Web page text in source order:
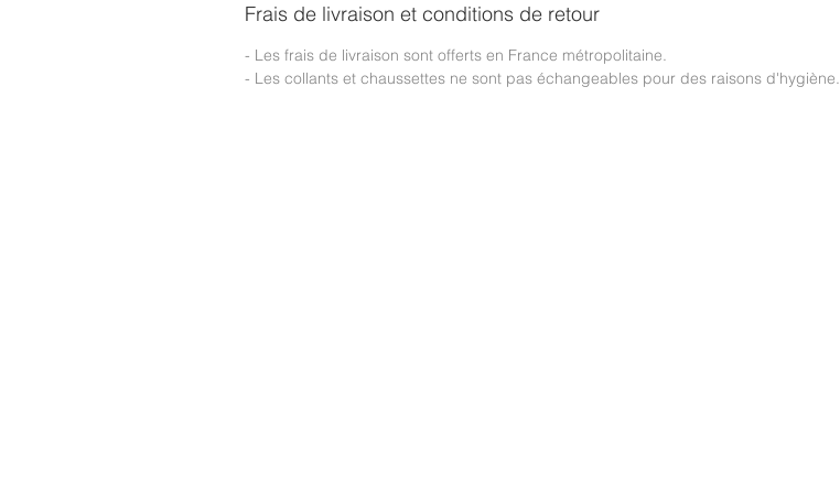
Frais de livraison et conditions de retour
- Les frais de livraison sont offerts en France métropolitaine.
- Les collants et chaussettes ne sont pas échangeables pour des raisons d'hygiène.